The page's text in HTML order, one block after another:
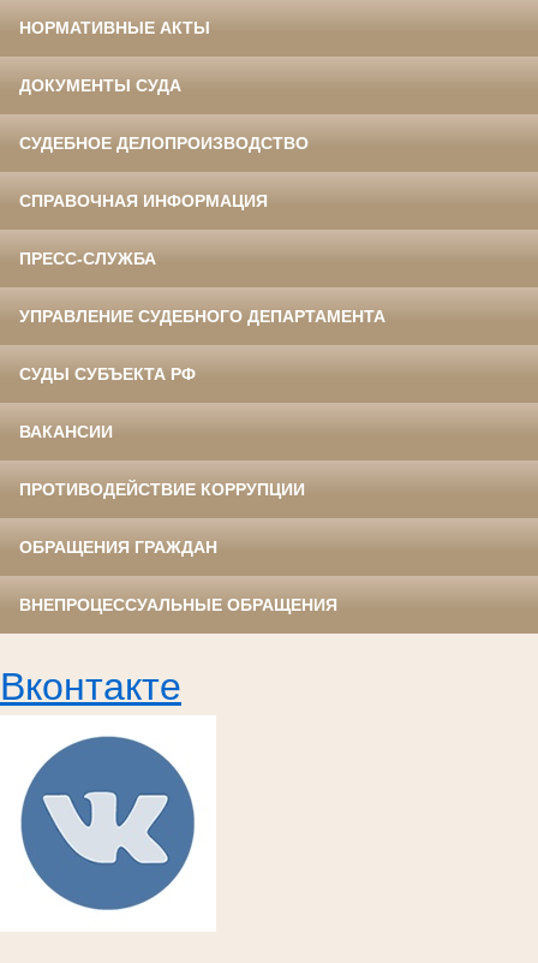
НОРМАТИВНЫЕ АКТЫ
ДОКУМЕНТЫ СУДА
СУДЕБНОЕ ДЕЛОПРОИЗВОДСТВО
СПРАВОЧНАЯ ИНФОРМАЦИЯ
ПРЕСС-СЛУЖБА
УПРАВЛЕНИЕ СУДЕБНОГО ДЕПАРТАМЕНТА
СУДЫ СУБЪЕКТА РФ
ВАКАНСИИ
ПРОТИВОДЕЙСТВИЕ КОРРУПЦИИ
ОБРАЩЕНИЯ ГРАЖДАН
ВНЕПРОЦЕССУАЛЬНЫЕ ОБРАЩЕНИЯ
Вконтакте